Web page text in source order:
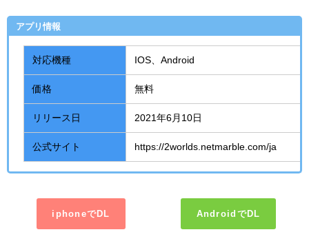
アプリ情報
対応機種 IOS、 Android
価格 無料
リリース日 2021年6 月 10 日
公式サイト https://2worlds.netmarble.com/ja
iphoneでDL AndroidでDL